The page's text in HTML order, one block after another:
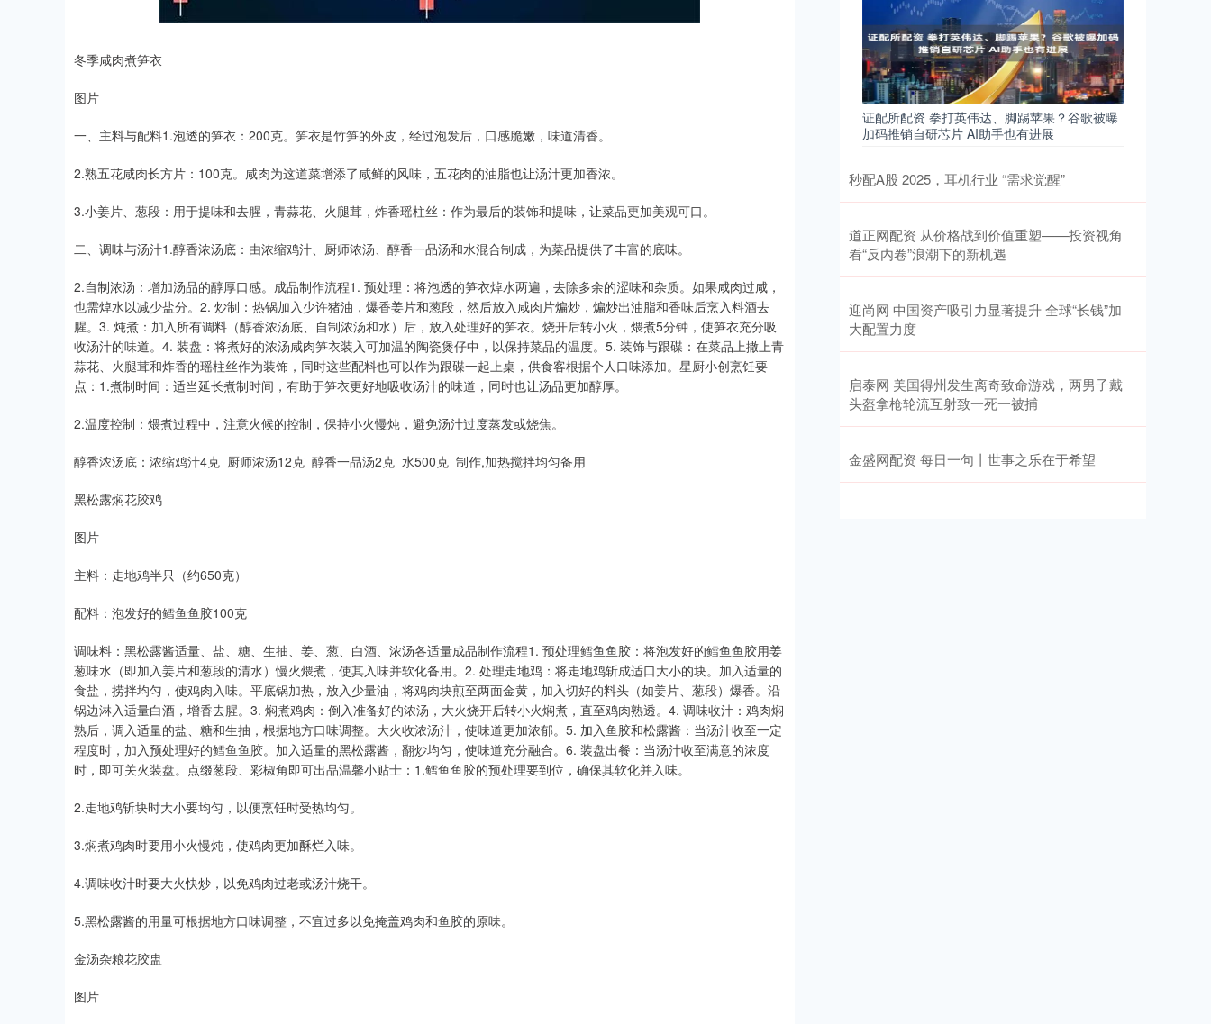
冬季咸肉煮笋衣
图片
一、主料与配料1.泡透的笋衣：200克。笋衣是竹笋的外皮，经过泡发后，口感脆嫩，味道清香。
2.熟五花咸肉长方片：100克。咸肉为这道菜增添了咸鲜的风味，五花肉的油脂也让汤汁更加香浓。
3.小姜片、葱段：用于提味和去腥，青蒜花、火腿茸，炸香瑶柱丝：作为最后的装饰和提味，让菜品更加美观可口。
二、调味与汤汁1.醇香浓汤底：由浓缩鸡汁、厨师浓汤、醇香一品汤和水混合制成，为菜品提供了丰富的底味。
2.自制浓汤：增加汤品的醇厚口感。成品制作流程1. 预处理：将泡透的笋衣焯水两遍，去除多余的涩味和杂质。如果咸肉过咸，
也需焯水以减少盐分。2. 炒制：热锅加入少许猪油，爆香姜片和葱段，然后放入咸肉片煸炒，煸炒出油脂和香味后烹入料酒去
腥。3. 炖煮：加入所有调料（醇香浓汤底、自制浓汤和水）后，放入处理好的笋衣。烧开后转小火，煨煮5分钟，使笋衣充分吸
收汤汁的味道。4. 装盘：将煮好的浓汤咸肉笋衣装入可加温的陶瓷煲仔中，以保持菜品的温度。5. 装饰与跟碟：在菜品上撒上青
蒜花、火腿茸和炸香的瑶柱丝作为装饰，同时这些配料也可以作为跟碟一起上桌，供食客根据个人口味添加。星厨小创烹饪要
点：1.煮制时间：适当延长煮制时间，有助于笋衣更好地吸收汤汁的味道，同时也让汤品更加醇厚。
2.温度控制：煨煮过程中，注意火候的控制，保持小火慢炖，避免汤汁过度蒸发或烧焦。
醇香浓汤底：浓缩鸡汁4克 厨师浓汤12克 醇香一品汤2克 水500克 制作,加热搅拌均匀备用
黑松露焖花胶鸡
图片
主料：走地鸡半只（约650克）
配料：泡发好的鳕鱼鱼胶100克
调味料：黑松露酱适量、盐、糖、生抽、姜、葱、白酒、浓汤各适量成品制作流程1. 预处理鳕鱼鱼胶：将泡发好的鳕鱼鱼胶用姜
葱味水（即加入姜片和葱段的清水）慢火煨煮，使其入味并软化备用。2. 处理走地鸡：将走地鸡斩成适口大小的块。加入适量的
食盐，捞拌均匀，使鸡肉入味。平底锅加热，放入少量油，将鸡肉块煎至两面金黄，加入切好的料头（如姜片、葱段）爆香。沿
锅边淋入适量白酒，增香去腥。3. 焖煮鸡肉：倒入准备好的浓汤，大火烧开后转小火焖煮，直至鸡肉熟透。4. 调味收汁：鸡肉焖
熟后，调入适量的盐、糖和生抽，根据地方口味调整。大火收浓汤汁，使味道更加浓郁。5. 加入鱼胶和松露酱：当汤汁收至一定
程度时，加入预处理好的鳕鱼鱼胶。加入适量的黑松露酱，翻炒均匀，使味道充分融合。6. 装盘出餐：当汤汁收至满意的浓度
时，即可关火装盘。点缀葱段、彩椒角即可出品温馨小贴士：1.鳕鱼鱼胶的预处理要到位，确保其软化并入味。
2.走地鸡斩块时大小要均匀，以便烹饪时受热均匀。
3.焖煮鸡肉时要用小火慢炖，使鸡肉更加酥烂入味。
4.调味收汁时要大火快炒，以免鸡肉过老或汤汁烧干。
5.黑松露酱的用量可根据地方口味调整，不宜过多以免掩盖鸡肉和鱼胶的原味。
金汤杂粮花胶盅
图片
证配所配资 拳打英伟达、脚踢苹果？谷歌被曝
加码推销自研芯片 AI助手也有进展
秒配A股 2025，耳机行业 “需求觉醒”
道正网配资 从价格战到价值重塑——投资视角
看“反内卷”浪潮下的新机遇
迎尚网 中国资产吸引力显著提升 全球“长钱”加
大配置力度
启泰网 美国得州发生离奇致命游戏，两男子戴
头盔拿枪轮流互射致一死一被捕
金盛网配资 每日一句丨世事之乐在于希望